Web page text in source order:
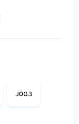
J00.3